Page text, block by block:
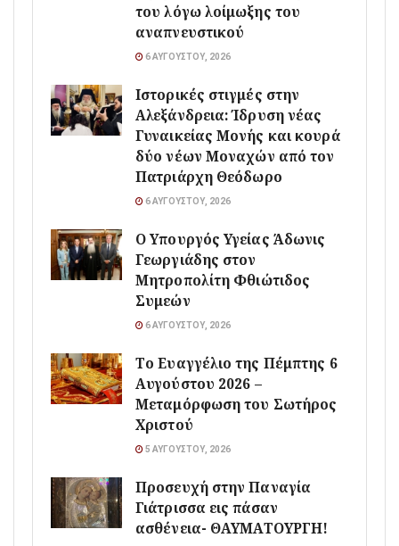
του λόγω λοίμωξης του
αναπνευστικού
6 ΑΥΓΟΎΣΤΟΥ, 2026
Ιστορικές στιγμές στην
Αλεξάνδρεια: Ίδρυση νέας
Γυναικείας Μονής και κουρά
δύο νέων Μοναχών από τον
Πατριάρχη Θεόδωρο
6 ΑΥΓΟΎΣΤΟΥ, 2026
O Υπουργός Υγείας Άδωνις
Γεωργιάδης στον
Μητροπολίτη Φθιώτιδος
Συμεών
6 ΑΥΓΟΎΣΤΟΥ, 2026
Το Ευαγγέλιο της Πέμπτης 6
Αυγούστου 2026 –
Μεταμόρφωση του Σωτήρος
Χριστού
5 ΑΥΓΟΎΣΤΟΥ, 2026
Προσευχή στην Παναγία
Γιάτρισσα εις πάσαν
ασθένεια- ΘΑΥΜΑΤΟΥΡΓΗ!